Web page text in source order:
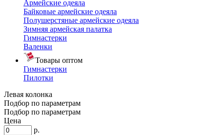
Армейские одеяла
Байковые армейские одеяла
Полушерстяные армейские одеяла
Зимняя армейская палатка
Гимнастерки
Валенки
Товары оптом
Гимнастерки
Пилотки
Левая колонка
Подбор по параметрам
Подбор по параметрам
Цена
р.